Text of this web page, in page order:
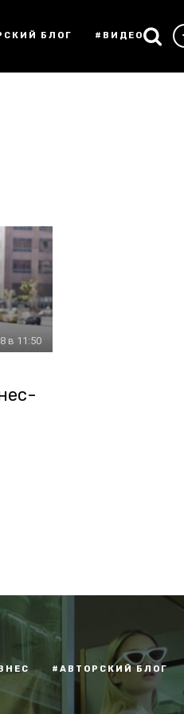
БЛОГ #ВИДЕО
в 11:50
#АВТОРСКИЙ БЛОГ